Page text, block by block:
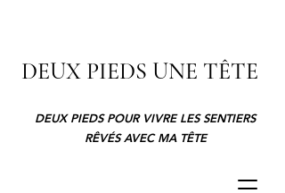
DEUX PIEDS UNE TÊTE
DEUX PIEDS POUR VIVRE LES SENTIERS
RÊVÉS AVEC MA TÊTE